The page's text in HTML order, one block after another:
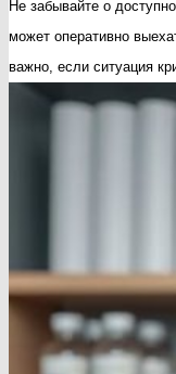
Не забывайте о
может оперативно
важно, если ситуация